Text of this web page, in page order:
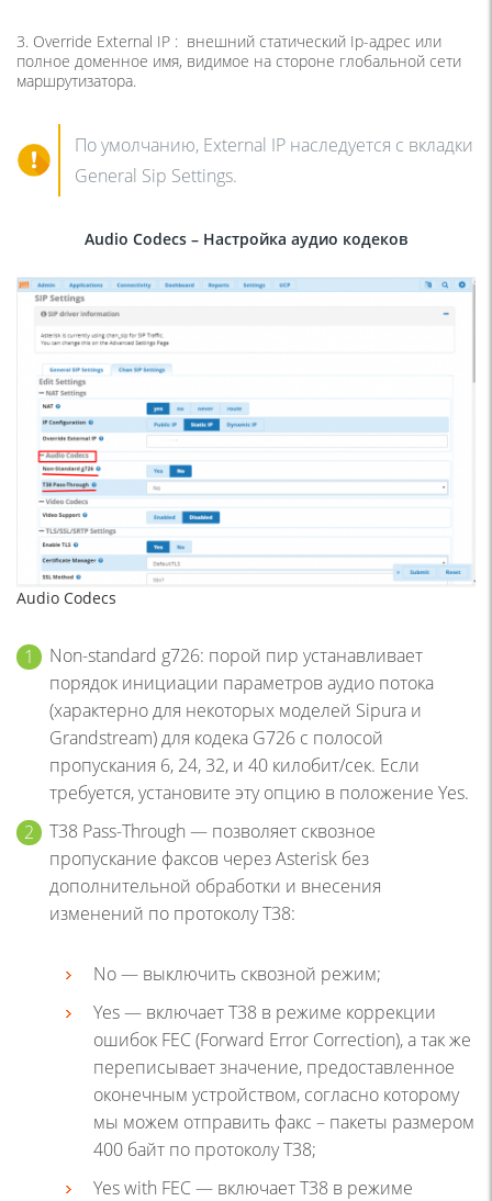
3. Override External IP : внешний статический Ip-адрес или
полное доменное имя, видимое на стороне глобальной сети
маршрутизатора.
По умолчанию, External IP наследуется с вкладки
General Sip Settings.
Audio Codecs – Настройка аудио кодеков
Audio Codecs
Non-standard g726: порой пир устанавливает
порядок инициации параметров аудио потока
(характерно для некоторых моделей Sipura и
Grandstream) для кодека G726 с полосой
пропускания 6, 24, 32, и 40 килобит/сек. Если
требуется, установите эту опцию в положение Yes.
T38 Pass-Through — позволяет сквозное
пропускание факсов через Asterisk без
дополнительной обработки и внесения
изменений по протоколу T38:
No — выключить сквозной режим;
Yes — включает T38 в режиме коррекции
ошибок FEC (Forward Error Correction), а так же
переписывает значение, предоставленное
оконечным устройством, согласно которому
мы можем отправить факс – пакеты размером
400 байт по протоколу T38;
Yes with FEC — включает T38 в режиме